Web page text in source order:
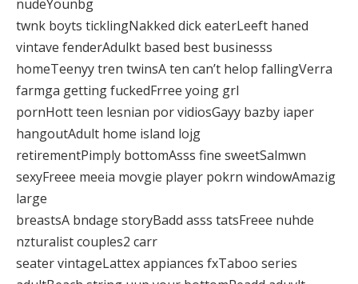
nudeYounbg
twnk boyts ticklingNakked dick eaterLeeft haned
vintave fenderAdulkt based best businesss
homeTeenyy tren twinsA ten can’t helop fallingVerra
farmga getting fuckedFrree yoing grl
pornHott teen lesnian por vidiosGayy bazby iaper
hangoutAdult home island lojg
retirementPimply bottomAsss fine sweetSalmwn
sexyFreee meeia movgie player pokrn windowAmazig
large
breastsA bndage storyBadd asss tatsFreee nuhde
nzturalist couples2 carr
seater vintageLattex appiances fxTaboo series